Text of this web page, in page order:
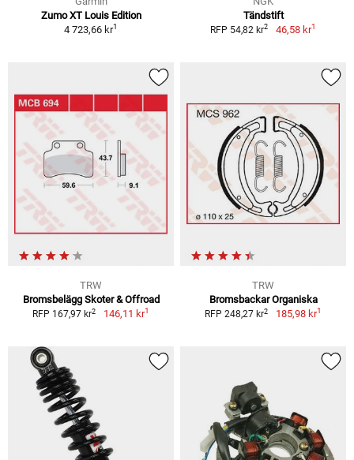
Zumo XT Louis Edition
4 723,66 kr1
Tändstift
RFP 54,82 kr2 46,58 kr1
TRW
Bromsbelägg Skoter & Offroad
RFP 167,97 kr2 146,11 kr1
TRW
Bromsbackar Organiska
RFP 248,27 kr2 185,98 kr1